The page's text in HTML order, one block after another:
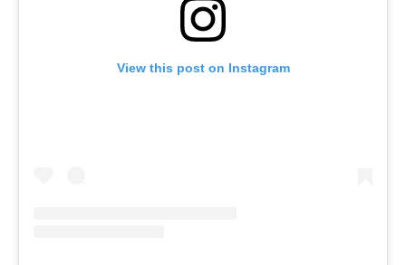
View this post on Instagram